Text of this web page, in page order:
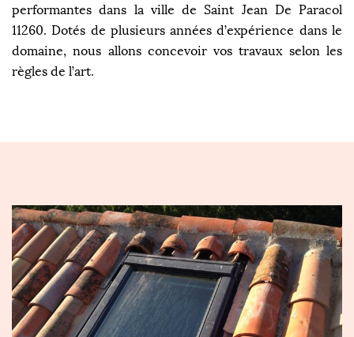
performantes dans la ville de Saint Jean De Paracol
11260. Dotés de plusieurs années d’expérience dans le
domaine, nous allons concevoir vos travaux selon les
règles de l’art.